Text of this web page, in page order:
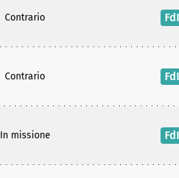
Contrario FdI
Contrario FdI
In missione FdI